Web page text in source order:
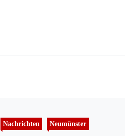
Nachrichten Neumünster